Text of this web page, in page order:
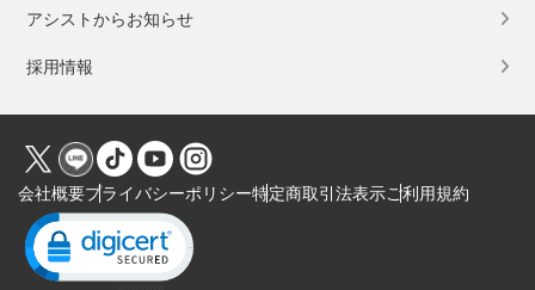
アシストからお知らせ
採用情報
会社概要プライバシーポリシー特定商取引法表示ご利用規約
Click to open certificate verification popup